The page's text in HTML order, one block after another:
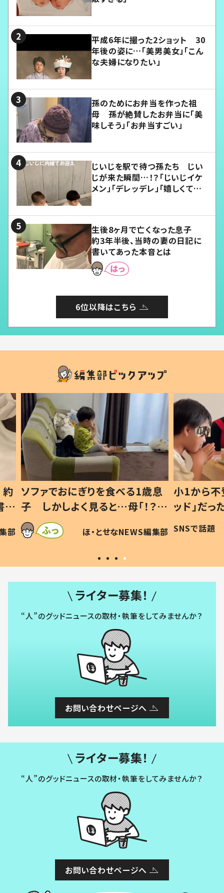
平成6年に撮った2ショット 30
年後の姿に…「美男美女」「こん
な夫婦になりたい」
孫のためにお弁当を作った祖
母 孫が絶賛したお弁当に「美
味しそう」「お弁当すごい」
じいじを駅で待つ孫たち じい
じが来た瞬間…！？「じいじイケ
メン」「デレッデレ」「嬉しくて可
生後8ヶ月で亡くなった息子
約3年半後、当時の妻の日記に
書いてあった本音とは
6位以降はこちら
歳息
？」
可愛
編集部
小1から不登校、息子は「ギフテ
ッド」だった 父が“ウチ給食”を
作り続ける理由とは #令和の親
#令和の子
SNSで話題 ほ・とせなNEWS編集部
ひ孫
が、抱
「涙
い」
ライター募集！
“人”のグッドニュースの取材・執筆をしてみませんか？
お問い合わせページへ
ライター募集！
“人”のグッドニュースの取材・執筆をしてみませんか？
お問い合わせページへ